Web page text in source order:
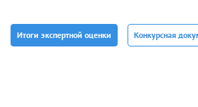
Итоги экспертной оценки Конкурсная